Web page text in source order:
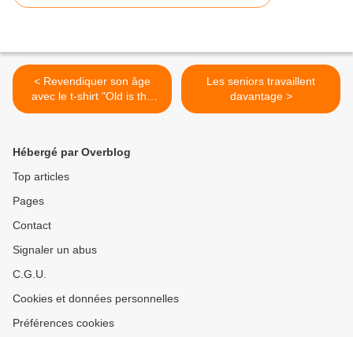
< Revendiquer son âge
avec le t-shirt "Old is the
new black"
Les seniors travaillent
davantage >
Hébergé par Overblog
Top articles
Pages
Contact
Signaler un abus
C.G.U.
Cookies et données personnelles
Préférences cookies